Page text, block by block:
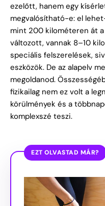
ezelőtt, hanem egy
megvalósítható-e: el
mint 200 kilométeren át
változott, vannak 8–10
speciális felszerelések,
eszközök. De az alapelv
megoldanod.
fizikailag nem ez volt a
körülmények és a
komplexszé teszi.
EZT OLVASTAD MÁR?